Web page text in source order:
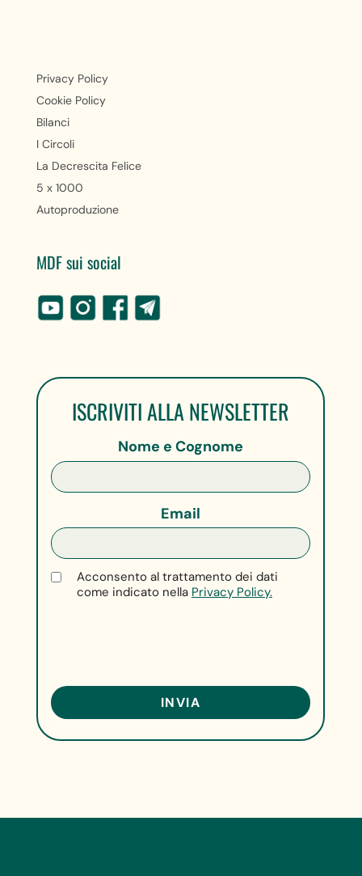
Privacy Policy
Cookie Policy
Bilanci
I Circoli
La Decrescita Felice
5 x 1000
Autoproduzione
MDF sui social
ISCRIVITI ALLA NEWSLETTER
Nome e Cognome
Email
Acconsento al trattamento dei dati
come indicato nella Privacy Policy.